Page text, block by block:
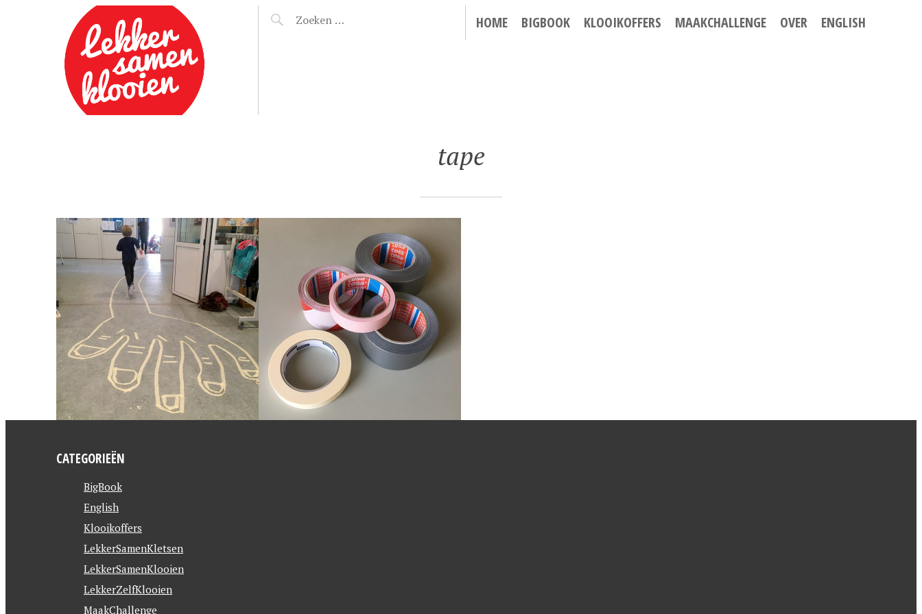
LEKKER SAMEN
KLOOIEN
HOME BIGBOOK KLOOIKOFFERS MAAKCHALLENGE OVER ENGLISH
tape
11 MAART 2017
TAPENEN; BREEK DE
REGELS!
CATEGORIEËN
BigBook
English
Klooikoffers
LekkerSamenKletsen
LekkerSamenKlooien
LekkerZelfKlooien
MaakChallenge